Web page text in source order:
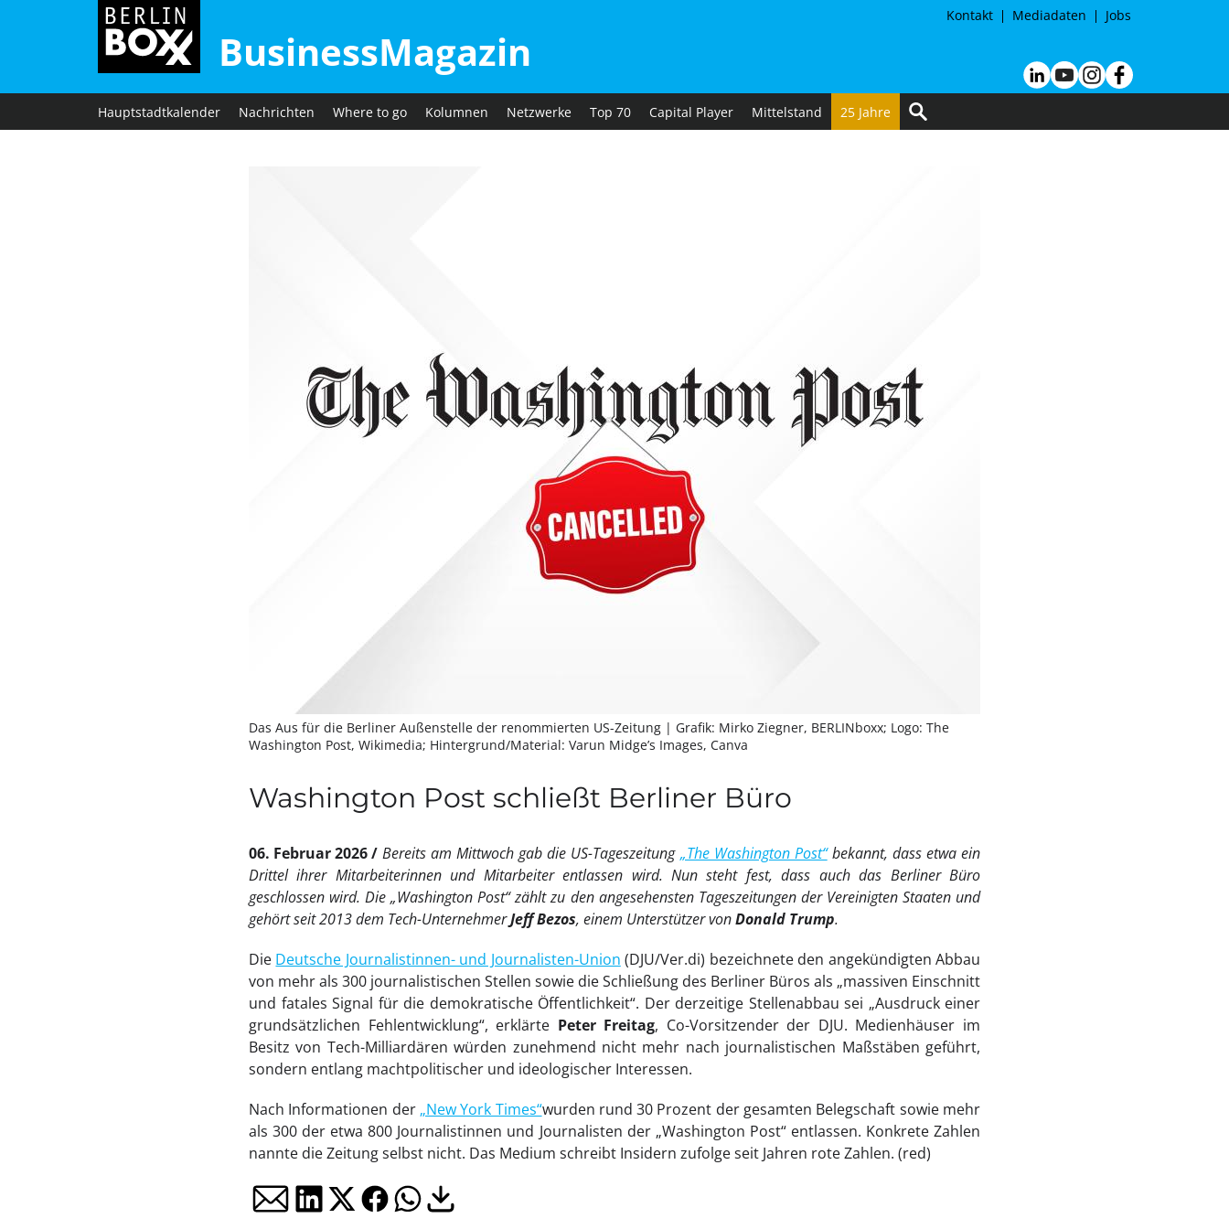
BusinessMagazin
Kontakt Mediadaten Jobs
Hauptstadtkalender Nachrichten Where to go Kolumnen Netzwerke Top 70 Capital Player Mittelstand 25 Jahre
Das Aus für die Berliner Außenstelle der renommierten US-Zeitung | Grafik: Mirko Ziegner, BERLINboxx; Logo: The
Washington Post, Wikimedia; Hintergrund/Material: Varun Midge’s Images, Canva
Washington Post schließt Berliner Büro
06. Februar 2026 Bereits am Mittwoch gab die US-Tageszeitung „The Washington Post“bekannt, dass etwa ein
Drittel ihrer Mitarbeiterinnen und Mitarbeiter entlassen wird. Nun steht fest, dass auch das Berliner Büro
geschlossen wird. Die „Washington Post“ zählt zu den angesehensten Tageszeitungen der Vereinigten Staaten und
gehört seit 2013 dem Tech-UnternehmerJeff Bezos, einem Unterstützer vonDonald Trump.
Die Deutsche Journalistinnen- und Journalisten-Union (DJU/Ver.di) bezeichnete den angekündigten Abbau
von mehr als 300 journalistischen Stellen sowie die Schließung des Berliner Büros als „massiven Einschnitt
und fatales Signal für die demokratische Öffentlichkeit“. Der derzeitige Stellenabbau sei „Ausdruck einer
grundsätzlichen Fehlentwicklung“, erklärte Peter Freitag, Co-Vorsitzender der DJU. Medienhäuser im
Besitz von Tech-Milliardären würden zunehmend nicht mehr nach journalistischen Maßstäben geführt,
sondern entlang machtpolitischer und ideologischer Interessen.
Nach Informationen der „New York Times“wurden rund 30 Prozent der gesamten Belegschaft sowie mehr
als 300 der etwa 800 Journalistinnen und Journalisten der „Washington Post“ entlassen. Konkrete Zahlen
nannte die Zeitung selbst nicht. Das Medium schreibt Insidern zufolge seit Jahren rote Zahlen. (red)